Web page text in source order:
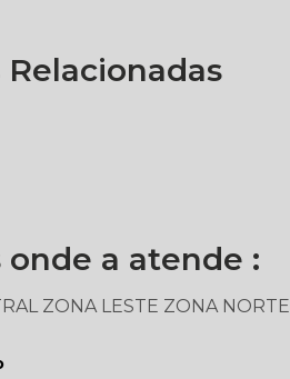
Relacionadas
onde a atende :
ZONA LESTE ZONA NORTE